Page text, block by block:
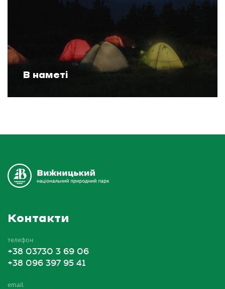
В наметі
Контакти
телефон
+38 03730 3 69 06
+38 096 397 95 41
email